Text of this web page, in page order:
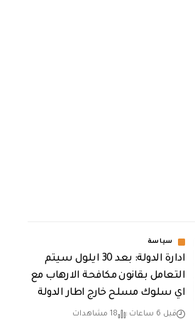
سياسة
ادارة الدولة: بعد 30 ايلول سيتم
التعامل بقانون مكافحة الارهاب مع
اي سلوك مسلح خارج اطار الدولة
قبل 6 ساعات 18 مشاهدات